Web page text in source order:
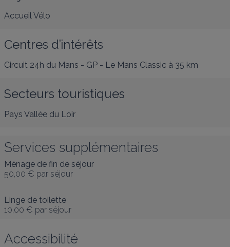
Accueil Vélo
Centres d’intérêts
Circuit 24h du Mans - GP - Le Mans Classic à 35 km
Secteurs touristiques
Pays Vallée du Loir
Services supplémentaires
Ménage de fin de séjour
50,00 € par séjour
Linge de toilette
10,00 € par séjour
Accessibilité